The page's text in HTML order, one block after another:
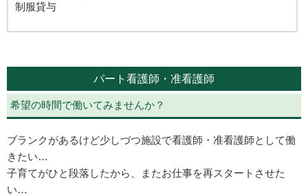
制服貸与
パート看護師・准看護師
希望の時間で働いてみませんか？
ブランクがあるけど少しづつ施設で看護師・准看護師として働
きたい…
子育てがひと段落したから、またお仕事を再スタートさせた
い…